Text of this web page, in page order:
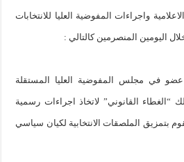
واجراءات المفوضية العليا للانتخابات
اليومين المنصرمين كالتالي :
في مجلس المفوضية العليا المستقلة
“الغطاء القانوني” لاتخاذ اجراءات رسمية
بتمزيق الملصقات الانتخابية لكيان سياسي